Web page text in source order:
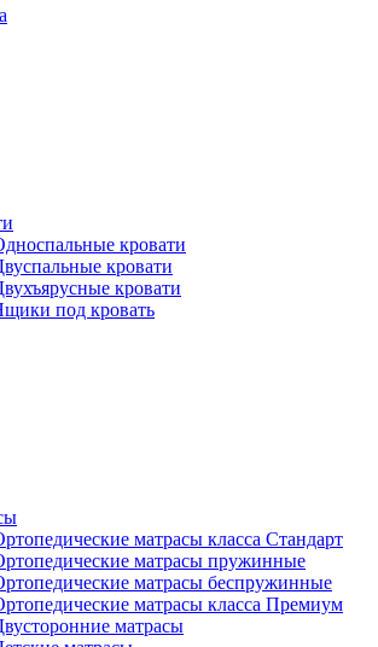
кровати
кровати
кровати
под кровать
матрасы класса Стандарт
матрасы пружинные
матрасы беспружинные
матрасы класса Премиум
матрасы